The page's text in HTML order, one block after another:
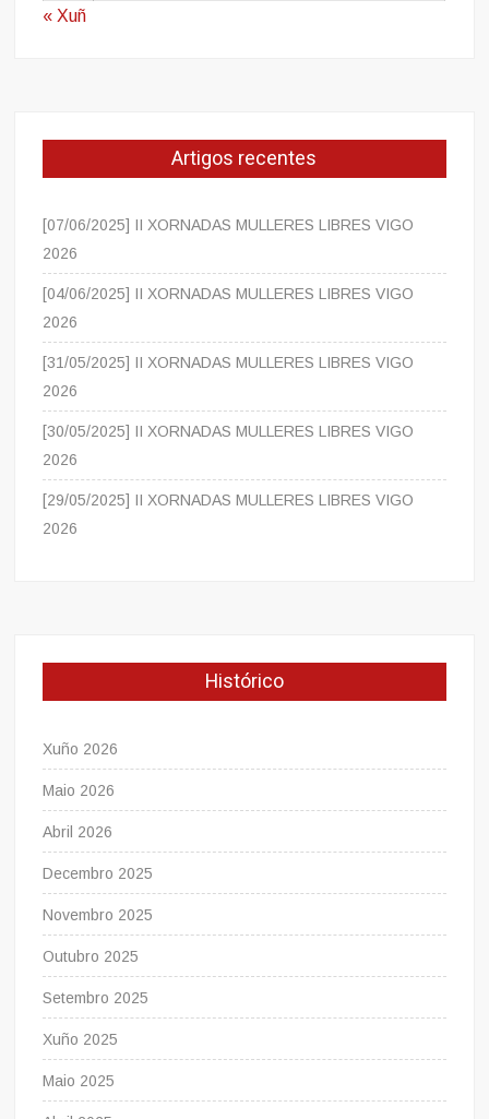
« Xuñ
Artigos recentes
[07/06/2025] II XORNADAS MULLERES LIBRES VIGO
2026
[04/06/2025] II XORNADAS MULLERES LIBRES VIGO
2026
[31/05/2025] II XORNADAS MULLERES LIBRES VIGO
2026
[30/05/2025] II XORNADAS MULLERES LIBRES VIGO
2026
[29/05/2025] II XORNADAS MULLERES LIBRES VIGO
2026
Histórico
Xuño 2026
Maio 2026
Abril 2026
Decembro 2025
Novembro 2025
Outubro 2025
Setembro 2025
Xuño 2025
Maio 2025